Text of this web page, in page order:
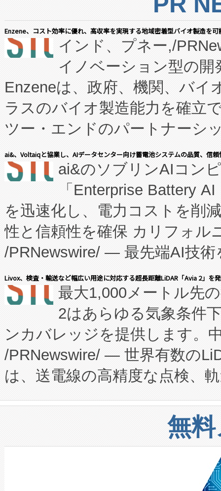
Enzene、コスト効率に優れ、高収率を実現する地域密着型バイオ製造を
インド、プネー,/
イノベーション型の
Enzeneは、政府、機関、バイ
ラスのバイオ製造能力を確立
ツー・エンドのパートナーシ
表しました。 同社の実績ある
manufacturing™ (FCCM™) プ
たNeXは、バイオ医薬品製造
従来のフェッドバッチ施設の
に、患者やサプライチェーン
キー方式で拡張性が高く、持
す。FCCM‑を活用した現地生
患者にとっての費用負担を大
のアクセスを大幅に拡大する
Fully-Connected Continuous
プログラムには、施設設計・
に関する技術移転および知的
構造化トレーニングカリキュ
上げおよび商用化段階におけ
設備整備および立ち上げ調整
加組織は、Enzeneのバイオ
選定された製品について、自
ai&、Voltaiqと協業し、AIデータセンター向け蓄電池システムの品質、信
ai&のソブリンAIコン
「Enterprise Battery
を迅速化し、電力コストを削
性と信頼性を確保 カリフォル
/PRNewswire/ — 最先端AI技術
会社エーアイ・アンド：本社
President原信平）と、エンタ
ードするVoltaiqは、日本にあ
ーエネルギー貯蔵システム（
た。 Voltaiq独自のAI搭載プラ
定、統合、導入、運用に至る
安全性を追跡し、確保する事
増加しているデータセンター
る電力網に大きな負担をかけ
事業者の負担軽減という課題
系統連系を迅速にし、ピーク
Livox、検査・輸送など幅広い用途に対応する超長距離LiDAR「Avia 2」を
最大1,000メートル先
2はあらゆる気象条件
ンカバレッジを提供します。
/PRNewswire/ — 世界有数の
は、送電線の高精度な点検、
や穀物倉庫におけるバルク材
リューション「Avia 2」を発
したAvia 2は、1,000メート
狭視野のFOVを切り替えるこ
ケーブル、枝などの細かな対
無